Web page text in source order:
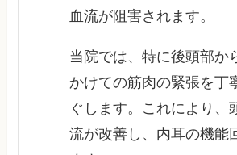
血流が阻害されます。
当院では、特に後頭部か
かけての筋肉の緊張を丁
ぐします。これにより、
流が改善し、内耳の機能